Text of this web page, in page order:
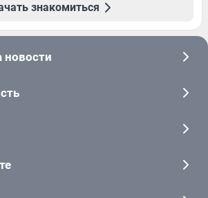
знакомиться
новости